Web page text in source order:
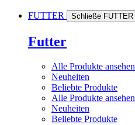
FUTTER Schließe FUTTER
Futter
Alle Produkte ansehen
Neuheiten
Beliebte Produkte
Alle Produkte ansehen
Neuheiten
Beliebte Produkte